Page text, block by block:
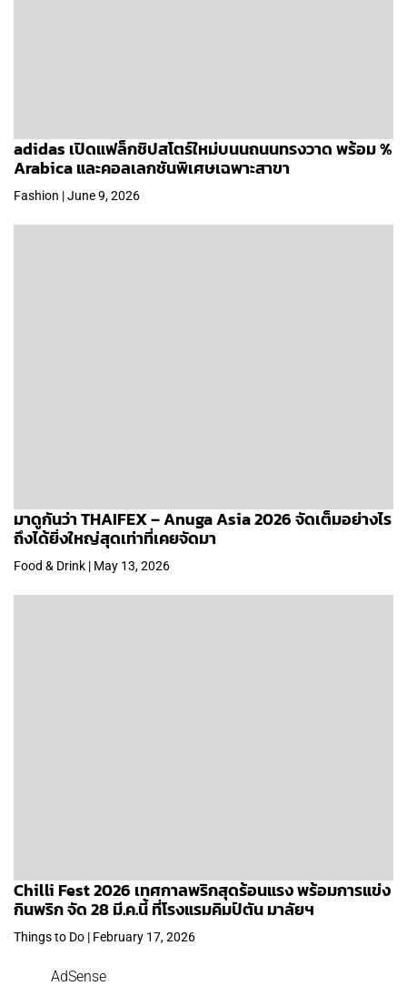
adidas เปิดแฟล็กชิปสโตร์ใหม่บนนถนนทรงวาด พร้อม %
Arabica และคอลเลกชันพิเศษเฉพาะสาขา
Fashion | June 9, 2026
มาดูกันว่า THAIFEX – Anuga Asia 2026 จัดเต็มอย่างไร
ถึงได้ยิ่งใหญ่สุดเท่าที่เคยจัดมา
Food & Drink | May 13, 2026
Chilli Fest 2026 เทศกาลพริกสุดร้อนแรง พร้อมการแข่ง
กินพริก จัด 28 มี.ค.นี้ ที่โรงแรมคิมป์ตัน มาลัยฯ
Things to Do | February 17, 2026
AdSense